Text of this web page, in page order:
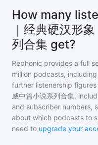
How many
｜经典硬汉形
列合集 get?
Rephonic provides a full
million podcasts,
further listenership
威中篇小说系列合集,
and subscriber numbers,
about which podcasts to
need to upgrade your